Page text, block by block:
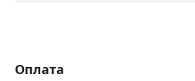
Оплата